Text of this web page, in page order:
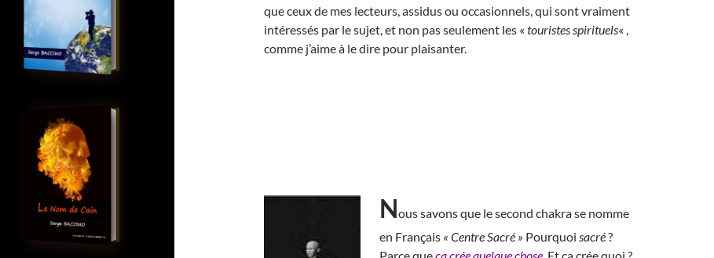
que ceux de mes lecteurs, assidus ou occasionnels, qui sont vraiment
intéressés par le sujet, et non pas seulement les « touristes spirituels« ,
comme j’aime à le dire pour plaisanter.
Nous savons que le second chakra se nomme
en Français « Centre Sacré » Pourquoi sacré?